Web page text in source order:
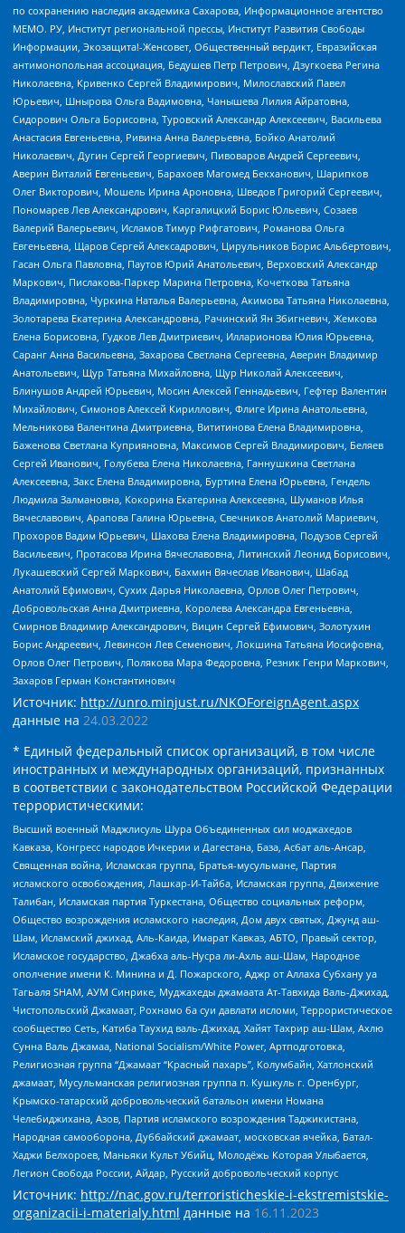
по сохранению наследия академика Сахарова, Информационное агентство
МЕМО. РУ, Институт региональной прессы, Институт Развития Свободы
Информации, Экозащита!-Женсовет, Общественный вердикт, Евразийская
антимонопольная ассоциация, Бедушев Петр Петрович, Дзугкоева Регина
Николаевна, Кривенко Сергей Владимирович, Милославский Павел
Юрьевич, Шнырова Ольга Вадимовна, Чанышева Лилия Айратовна,
Сидорович Ольга Борисовна, Туровский Александр Алексеевич, Васильева
Анастасия Евгеньевна, Ривина Анна Валерьевна, Бойко Анатолий
Николаевич, Дугин Сергей Георгиевич, Пивоваров Андрей Сергеевич,
Аверин Виталий Евгеньевич, Барахоев Магомед Бекханович, Шарипков
Олег Викторович, Мошель Ирина Ароновна, Шведов Григорий Сергеевич,
Пономарев Лев Александрович, Каргалицкий Борис Юльевич, Созаев
Валерий Валерьевич, Исламов Тимур Рифгатович, Романова Ольга
Евгеньевна, Щаров Сергей Алексадрович, Цирульников Борис Альбертович,
Гасан Ольга Павловна, Паутов Юрий Анатольевич, Верховский Александр
Маркович, Пислакова-Паркер Марина Петровна, Кочеткова Татьяна
Владимировна, Чуркина Наталья Валерьевна, Акимова Татьяна Николаевна,
Золотарева Екатерина Александровна, Рачинский Ян Збигневич, Жемкова
Елена Борисовна, Гудков Лев Дмитриевич, Илларионова Юлия Юрьевна,
Саранг Анна Васильевна, Захарова Светлана Сергеевна, Аверин Владимир
Анатольевич, Щур Татьяна Михайловна, Щур Николай Алексеевич,
Блинушов Андрей Юрьевич, Мосин Алексей Геннадьевич, Гефтер Валентин
Михайлович, Симонов Алексей Кириллович, Флиге Ирина Анатольевна,
Мельникова Валентина Дмитриевна, Вититинова Елена Владимировна,
Баженова Светлана Куприяновна, Максимов Сергей Владимирович, Беляев
Сергей Иванович, Голубева Елена Николаевна, Ганнушкина Светлана
Алексеевна, Закс Елена Владимировна, Буртина Елена Юрьевна, Гендель
Людмила Залмановна, Кокорина Екатерина Алексеевна, Шуманов Илья
Вячеславович, Арапова Галина Юрьевна, Свечников Анатолий Мариевич,
Прохоров Вадим Юрьевич, Шахова Елена Владимировна, Подузов Сергей
Васильевич, Протасова Ирина Вячеславовна, Литинский Леонид Борисович,
Лукашевский Сергей Маркович, Бахмин Вячеслав Иванович, Шабад
Анатолий Ефимович, Сухих Дарья Николаевна, Орлов Олег Петрович,
Добровольская Анна Дмитриевна, Королева Александра Евгеньевна,
Смирнов Владимир Александрович, Вицин Сергей Ефимович, Золотухин
Борис Андреевич, Левинсон Лев Семенович, Локшина Татьяна Иосифовна,
Орлов Олег Петрович, Полякова Мара Федоровна, Резник Генри Маркович,
Захаров Герман Константинович
Источник: http://unro.minjust.ru/NKOForeignAgent.aspx
данные на 24.03.2022
* Единый федеральный список организаций, в том числе
иностранных и международных организаций, признанных
в соответствии с законодательством Российской Федерации
террористическими:
Высший военный Маджлисуль Шура Объединенных сил моджахедов
Кавказа, Конгресс народов Ичкерии и Дагестана, База, Асбат аль-Ансар,
Священная война, Исламская группа, Братья-мусульмане, Партия
исламского освобождения, Лашкар-И-Тайба, Исламская группа, Движение
Талибан, Исламская партия Туркестана, Общество социальных реформ,
Общество возрождения исламского наследия, Дом двух святых, Джунд аш-
Шам, Исламский джихад, Аль-Каида, Имарат Кавказ, АБТО, Правый сектор,
Исламское государство, Джабха аль-Нусра ли-Ахль аш-Шам, Народное
ополчение имени К. Минина и Д. Пожарского, Аджр от Аллаха Субхану уа
Тагьаля SHAM, АУМ Синрике, Муджахеды джамаата Ат-Тавхида Валь-Джихад,
Чистопольский Джамаат, Рохнамо ба суи давлати исломи, Террористическое
сообщество Сеть, Катиба Таухид валь-Джихад, Хайят Тахрир аш-Шам, Ахлю
Сунна Валь Джамаа, National Socialism/White Power, Артподготовка,
Религиозная группа “Джамаат “Красный пахарь”, Колумбайн, Хатлонский
джамаат, Мусульманская религиозная группа п. Кушкуль г. Оренбург,
Крымско-татарский добровольческий батальон имени Номана
Челебиджихана, Азов, Партия исламского возрождения Таджикистана,
Народная самооборона, Дуббайский джамаат, московская ячейка, Батал-
Хаджи Белхороев, Маньяки Культ Убийц, Молодёжь Которая Улыбается,
Легион Свобода России, Айдар, Русский добровольческий корпус
Источник: http://nac.gov.ru/terroristicheskie-i-ekstremistskie-
organizacii-i-materialy.html данные на 16.11.2023